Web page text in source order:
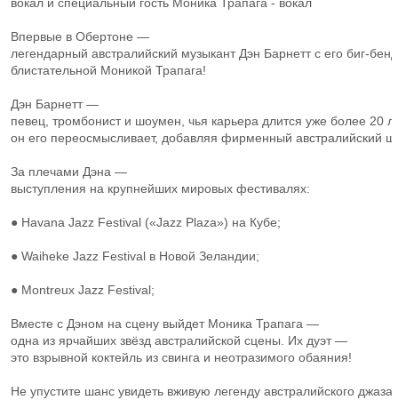
Впервые в Обертоне —
легендарный австралийский музыкант Дэн Барнетт с его
блистательной Моникой Трапага!
Дэн Барнетт —
певец, тромбонист и шоумен, чья карьера длится уже более 20
он его переосмысливает, добавляя фирменный австралийский
За плечами Дэна —
выступления на крупнейших мировых фестивалях:
● Havana Jazz Festival («Jazz Plaza») на Кубе;
● Waiheke Jazz Festival в Новой Зеландии;
● Montreux Jazz Festival;
Вместе с Дэном на сцену выйдет Моника Трапага —
одна из ярчайших звёзд австралийской сцены. Их дуэт —
это взрывной коктейль из свинга и неотразимого обаяния!
Не упустите шанс увидеть вживую легенду австралийского джаза